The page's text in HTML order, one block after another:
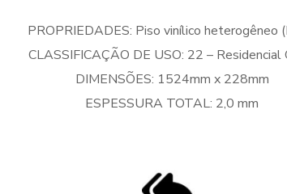
PROPRIEDADES: Piso vinílico heterogêneo
CLASSIFICAÇÃO DE USO: 22 – Residencial
DIMENSÕES: 1524mm x 228mm
ESPESSURA TOTAL: 2,0 mm